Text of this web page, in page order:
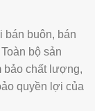
bán buôn, bán
bộ sản
bảo chất lượng,
quyền lợi của